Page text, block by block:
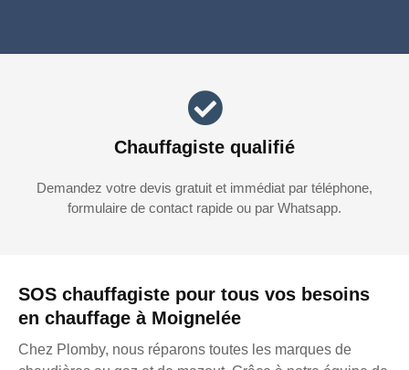
SOS chauffagiste pour tous vos besoins
en chauffage à Moignelée
Chez Plomby, nous réparons toutes les marques de
Chauffagiste qualifié
Demandez votre devis gratuit et immédiat par téléphone,
formulaire de contact rapide ou par Whatsapp.